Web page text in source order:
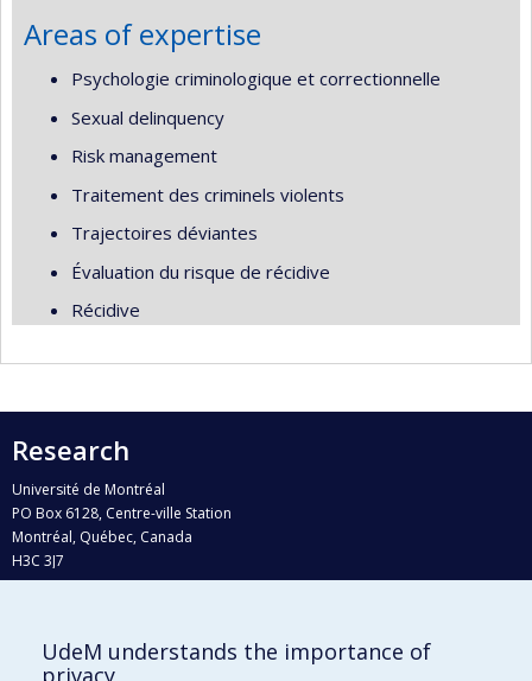
Areas of expertise
Psychologie criminologique et correctionnelle
Sexual delinquency
Risk management
Traitement des criminels violents
Trajectoires déviantes
Évaluation du risque de récidive
Récidive
Research
Université de Montréal
PO Box 6128, Centre-ville Station
Montréal, Québec, Canada
H3C 3J7
Who does what?
UdeM understands the importance of
privacy